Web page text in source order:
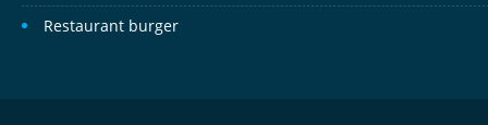
Restaurant burger